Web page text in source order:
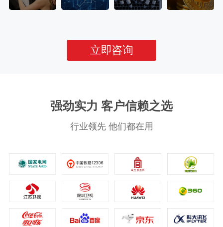
立即咨询
强劲实力 客户信赖之选
行业领先 他们都在用